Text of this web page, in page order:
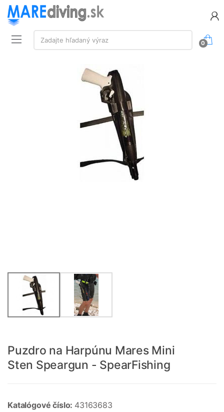
Vyhľadávanie:
Zadajte hľadaný výraz
0
Puzdro na Harpúnu Mares Mini
Sten Speargun - SpearFishing
Katalógové číslo: 43163683